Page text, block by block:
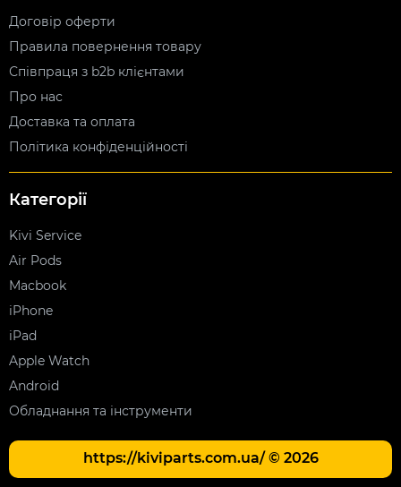
Договір оферти
Правила повернення товару
Співпраця з b2b клієнтами
Про нас
Доставка та оплата
Політика конфіденційності
Категорії
Kivi Service
Air Pods
Macbook
iPhone
iPad
Apple Watch
Android
Обладнання та інструменти
https://kiviparts.com.ua/ © 2026